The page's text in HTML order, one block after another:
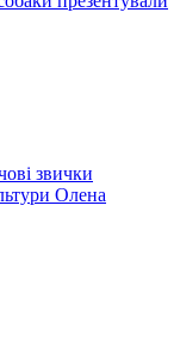
звички
Олена